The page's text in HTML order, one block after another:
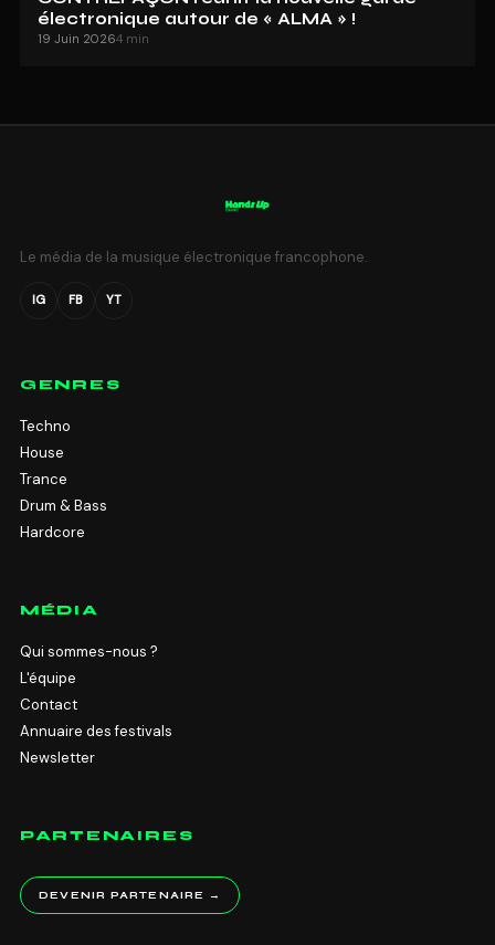
électronique autour de « ALMA » !
19 Juin 20264 min
Le média de la musique électronique francophone.
IG FB YT
GENRES
Techno
House
Trance
Drum & Bass
Hardcore
MÉDIA
Qui sommes-nous ?
L'équipe
Contact
Annuaire des festivals
Newsletter
PARTENAIRES
DEVENIR PARTENAIRE →